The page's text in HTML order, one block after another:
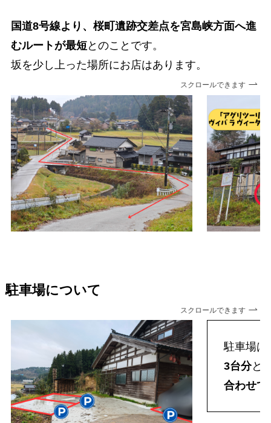
国道8号線より、桜町遺跡交差点を宮島峡方面へ進
むルートが最短とのことです。
坂を少し上った場所にお店はあります。
スクロールできます
駐車場について
スクロールできます
駐車場は
3台分と
合わせて